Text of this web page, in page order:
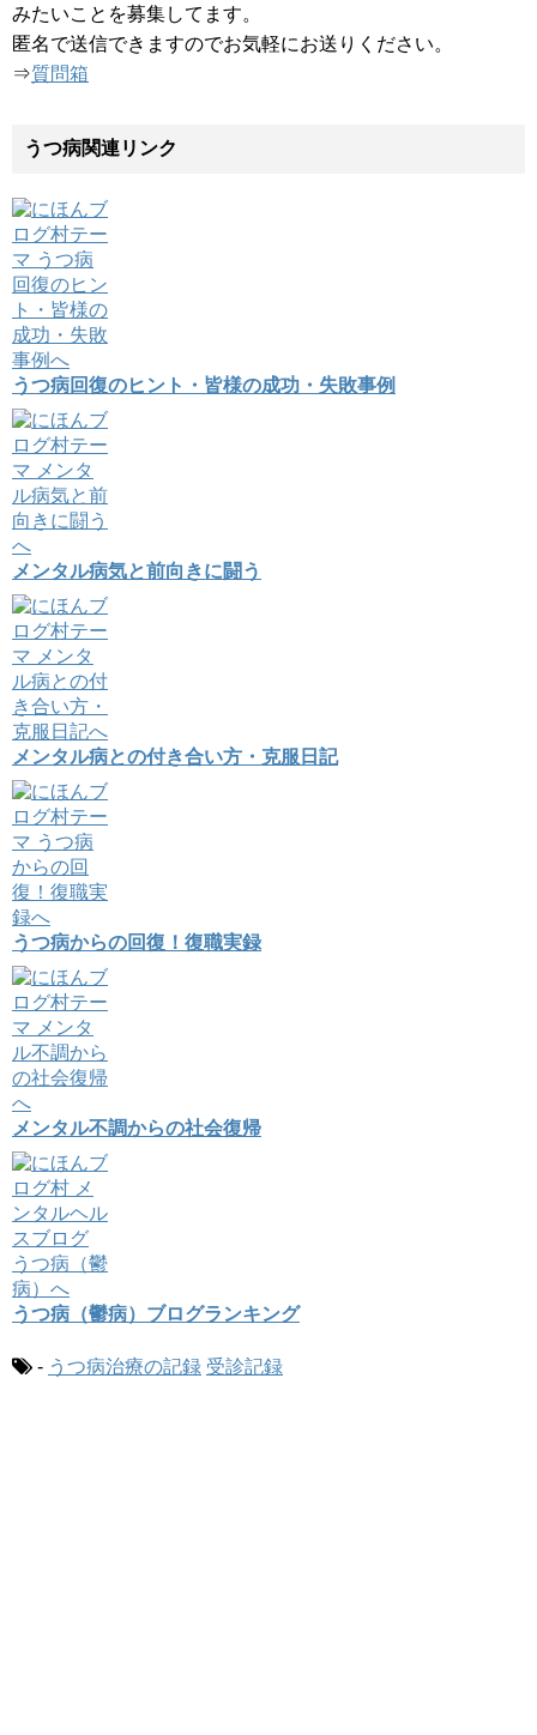
みたいことを募集してます。
匿名で送信できますのでお気軽にお送りください。
⇒質問箱
うつ病関連リンク
うつ病回復のヒント・皆様の成功・失敗事例
メンタル病気と前向きに闘う
メンタル病との付き合い方・克服日記
うつ病からの回復！復職実録
メンタル不調からの社会復帰
うつ病（鬱病）ブログランキング
- うつ病治療の記録 受診記録